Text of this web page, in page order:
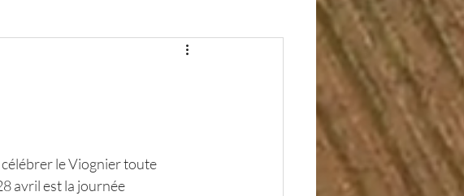
le Viognier toute
avril est la journée